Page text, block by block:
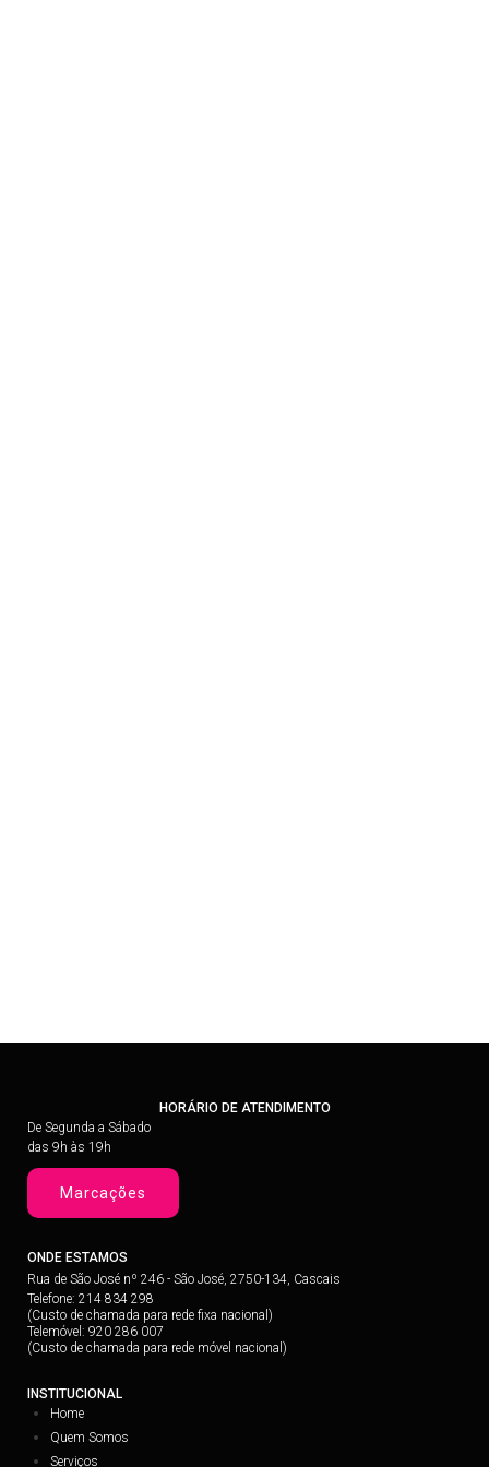
HORÁRIO DE ATENDIMENTO
De Segunda a Sábado
das 9h às 19h
Marcações
ONDE ESTAMOS
Rua de São José nº 246 - São José, 2750-134, Cascais
Telefone: 214 834 298
(Custo de chamada para rede fixa nacional)
Telemóvel: 920 286 007
(Custo de chamada para rede móvel nacional)
INSTITUCIONAL
Home
Quem Somos
Serviços